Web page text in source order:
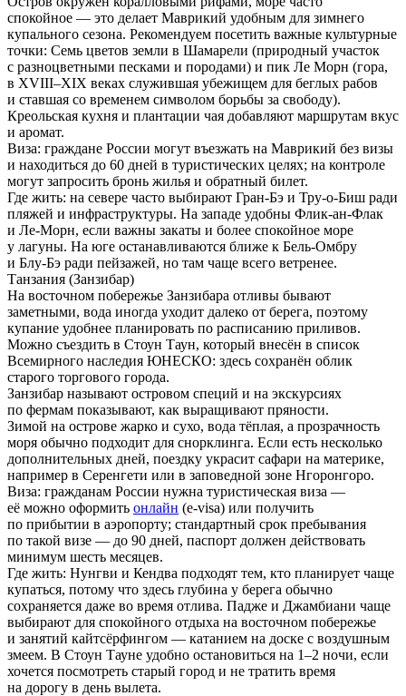
спокойное — это делает Маврикий удобным для зимнего
купального сезона. Рекомендуем посетить важные культурные
точки: Семь цветов земли в Шамарели (природный участок
с разноцветными песками и породами) и пик Ле Морн (гора,
в XVIII–XIX веках служившая убежищем для беглых рабов
и ставшая со временем символом борьбы за свободу).
Креольская кухня и плантации чая добавляют маршрутам вкус
и аромат.
Виза: граждане России могут въезжать на Маврикий без визы
и находиться до 60 дней в туристических целях; на контроле
могут запросить бронь жилья и обратный билет.
Где жить: на севере часто выбирают Гран-Бэ и Тру-о-Биш ради
пляжей и инфраструктуры. На западе удобны Флик-ан-Флак
и Ле-Морн, если важны закаты и более спокойное море
у лагуны. На юге останавливаются ближе к Бель-Омбру
и Блу-Бэ ради пейзажей, но там чаще всего ветренее.
Танзания (Занзибар)
На восточном побережье Занзибара отливы бывают
заметными, вода иногда уходит далеко от берега, поэтому
купание удобнее планировать по расписанию приливов.
Можно съездить в Стоун Таун, который внесён в список
Всемирного наследия ЮНЕСКО: здесь сохранён облик
старого торгового города.
Занзибар называют островом специй и на экскурсиях
по фермам показывают, как выращивают пряности.
Зимой на острове жарко и сухо, вода тёплая, а прозрачность
моря обычно подходит для снорклинга. Если есть несколько
дополнительных дней, поездку украсит сафари на материке,
например в Серенгети или в заповедной зоне Нгоронгоро.
Виза: гражданам России нужна туристическая виза —
её можно оформить онлайн (e-visa) или получить
по прибытии в аэропорту; стандартный срок пребывания
по такой визе — до 90 дней, паспорт должен действовать
минимум шесть месяцев.
Где жить: Нунгви и Кендва подходят тем, кто планирует чаще
купаться, потому что здесь глубина у берега обычно
сохраняется даже во время отлива. Падже и Джамбиани чаще
выбирают для спокойного отдыха на восточном побережье
и занятий кайтсёрфингом — катанием на доске с воздушным
змеем. В Стоун Тауне удобно остановиться на 1–2 ночи, если
хочется посмотреть старый город и не тратить время
на дорогу в день вылета.